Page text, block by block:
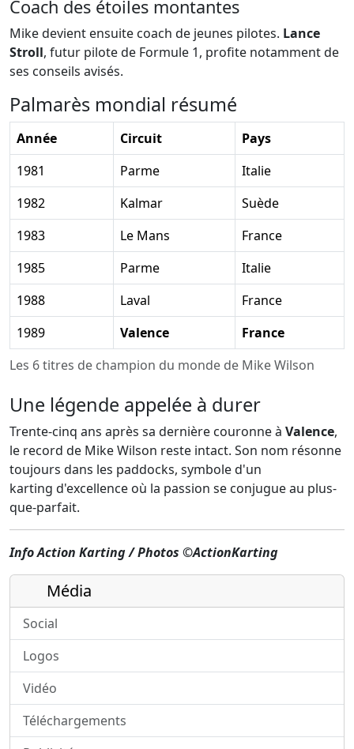
Coach des étoiles montantes
Mike devient ensuite coach de jeunes pilotes. Lance
Stroll, futur pilote de Formule 1, profite notamment de
ses conseils avisés.
Palmarès mondial résumé
Les 6 titres de champion du monde de Mike Wilson
Année Circuit
Pays
1981
Parme
Italie
1982
Kalmar
Suède
1983
Le Mans
France
1985
Parme
Italie
1988
Laval
France
1989
Valence France
Une légende appelée à durer
Trente-cinq ans après sa dernière couronne à Valence,
le record de Mike Wilson reste intact. Son nom résonne
toujours dans les paddocks, symbole d'un
karting d'excellence où la passion se conjugue au plus-
que-parfait.
Info Action Karting / Photos ©ActionKarting
Média
Social
Logos
Vidéo
Téléchargements